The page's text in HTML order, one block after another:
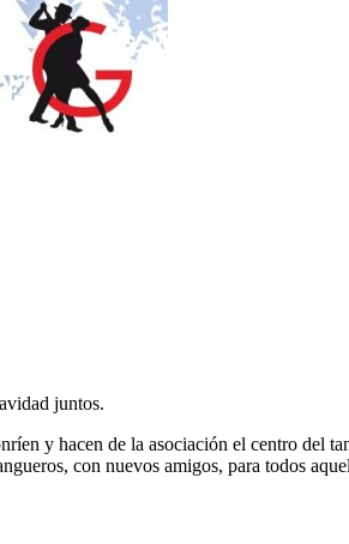
juntos.
y hacen de la asociación el centro del
con nuevos amigos, para todos